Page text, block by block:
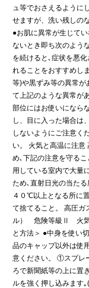
ュ等でおさえるように
せますが、洗い残しの
●お肌に異常が生じて
ないとき即ち次のよう
を続けると､症状を悪
れることをおすすめし
等)や黒ずみ等の異常
て上記のような異常が
部位にはお使いになら
し、目に入った場合は
しないようにご注意く
い。 火気と高温に注意
め､下記の注意を守る
用している室内で大量
ため､直射日光の当た
４０℃以上となる所に
て捨てること。 高圧ガ
ル） 危険等級Ⅱ 火気
と方法＞ ●中身を使い
品のキャップ以外は使
意ください。 ①スプレ
ろで新聞紙等の上に置
ルを強く押し込みます